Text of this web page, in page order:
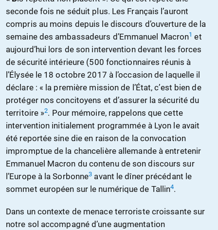
seconde fois ne séduit plus. Les Français l’auront
compris au moins depuis le discours d’ouverture de la
semaine des ambassadeurs d’Emmanuel Macron1 et
aujourd’hui lors de son intervention devant les forces
de sécurité intérieure (500 fonctionnaires réunis à
l’Élysée le 18 octobre 2017 à l’occasion de laquelle il
déclare : « la première mission de l’État, c’est bien de
protéger nos concitoyens et d’assurer la sécurité du
territoire »2. Pour mémoire, rappelons que cette
intervention initialement programmée à Lyon le avait
été reportée sine die en raison de la convocation
impromptue de la chancelière allemande à entretenir
Emmanuel Macron du contenu de son discours sur
l’Europe à la Sorbonne3 avant le dîner précédant le
sommet européen sur le numérique de Tallin4.
Dans un contexte de menace terroriste croissante sur
notre sol accompagné d’une augmentation